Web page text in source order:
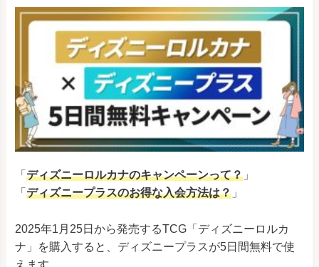
「 ディズニーロルカナのキャンペーンって？ 」
「 ディズニープラスのお得な入会方法は？ 」
2025年1月25日から発売するTCG「ディズニーロルカ
ナ」を購入すると、ディズニープラスが5日間無料で使
えます。